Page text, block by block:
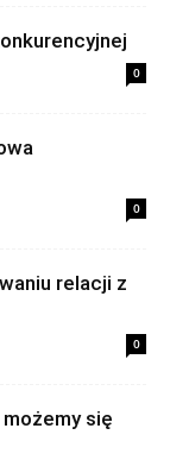
0
0
relacji z
0
się